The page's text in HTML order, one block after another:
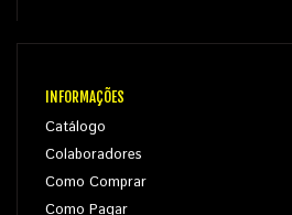
INFORMAÇÕES
Catálogo
Colaboradores
Como Comprar
Como Pagar